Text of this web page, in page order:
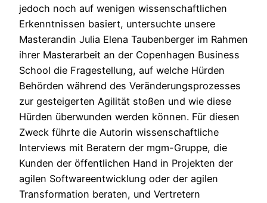
jedoch noch auf wenigen wissenschaftlichen
Erkenntnissen basiert, untersuchte unsere
Masterandin Julia Elena Taubenberger im Rahmen
ihrer Masterarbeit an der Copenhagen Business
School die Fragestellung, auf welche Hürden
Behörden während des Veränderungsprozesses
zur gesteigerten Agilität stoßen und wie diese
Hürden überwunden werden können. Für diesen
Zweck führte die Autorin wissenschaftliche
Interviews mit Beratern der mgm-Gruppe, die
Kunden der öffentlichen Hand in Projekten der
agilen Softwareentwicklung oder der agilen
Transformation beraten, und Vertretern